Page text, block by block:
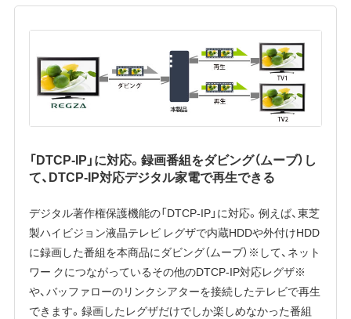
「DTCP-IP」に対応。録画番組をダビング（ムーブ）し
て、DTCP-IP対応デジタル家電で再生できる
デジタル著作権保護機能の「DTCP-IP」に対応。例えば、東芝
製ハイビジョン液晶テレビ レグザで内蔵HDDや外付けHDD
に録画した番組を本商品にダビング（ムーブ）※して、ネット
ワー クにつながっているその他のDTCP-IP対応レグザ※
や、バッファローのリンクシアターを接続したテレビで再生
できます。録画したレグザだけでしか楽しめなかった番組